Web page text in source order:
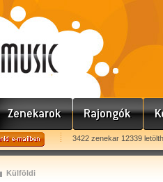
3422 zenekar 12339
Külföldi